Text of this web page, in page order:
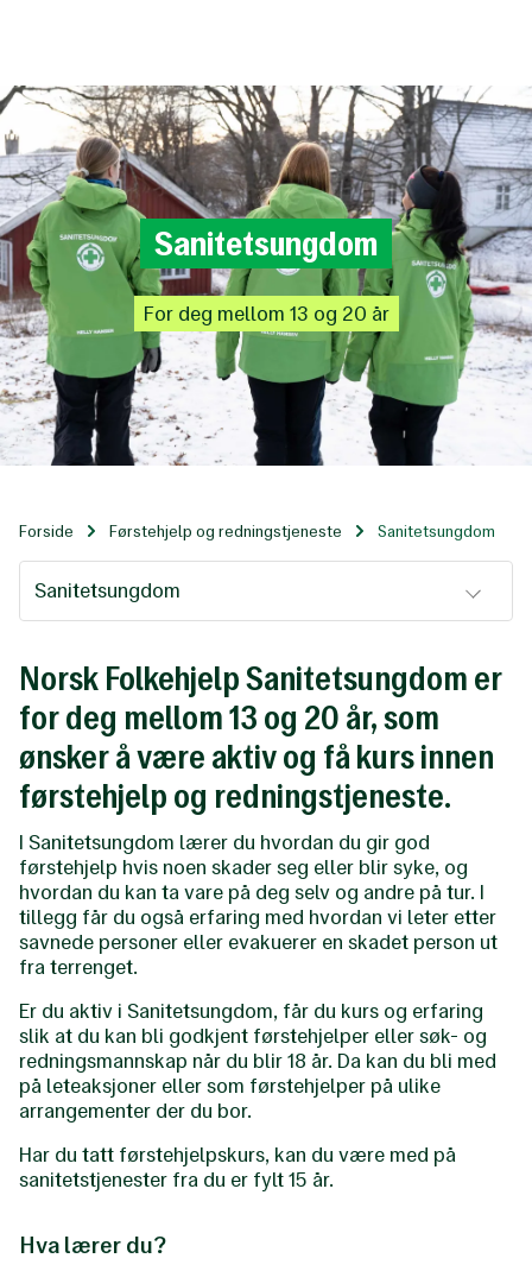
Sanitetsungdom
For deg mellom 13 og 20 år
Forside Førstehjelp og redningstjeneste Sanitetsungdom
Sanitetsungdom
Norsk Folkehjelp Sanitetsungdom er
for deg mellom 13 og 20 år, som
ønsker å være aktiv og få kurs innen
førstehjelp og redningstjeneste.
I Sanitetsungdom lærer du hvordan du gir god
førstehjelp hvis noen skader seg eller blir syke, og
hvordan du kan ta vare på deg selv og andre på tur. I
tillegg får du også erfaring med hvordan vi leter etter
savnede personer eller evakuerer en skadet person ut
fra terrenget.
Er du aktiv i Sanitetsungdom, får du kurs og erfaring
slik at du kan bli godkjent førstehjelper eller søk- og
redningsmannskap når du blir 18 år. Da kan du bli med
på leteaksjoner eller som førstehjelper på ulike
arrangementer der du bor.
Har du tatt førstehjelpskurs, kan du være med på
sanitetstjenester fra du er fylt 15 år.
Hva lærer du?